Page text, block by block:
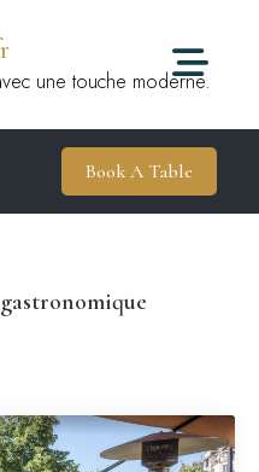
une touche moderne.
Book A Table